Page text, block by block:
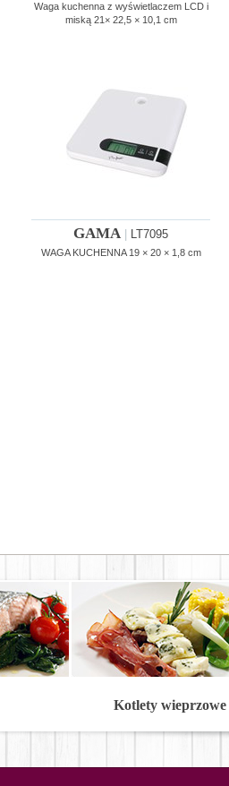
Waga kuchenna z wyświetlaczem LCD i
miską 21× 22,5 × 10,1 cm
GAMA LT7095
WAGA KUCHENNA 19 × 20 × 1,8 cm
Kotlety wieprzowe